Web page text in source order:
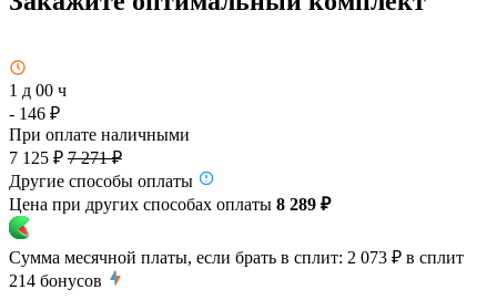
1 д 00 ч
- 146 ₽
При оплате наличными
7 125 ₽ 7 271 ₽
Другие способы оплаты
Цена при других способах оплаты 8 289 ₽
Сумма месячной платы, если брать в сплит: 2 073 ₽ в сплит
214 бонусов